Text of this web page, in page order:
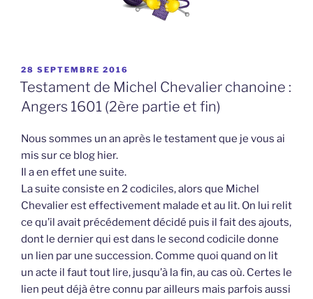
PUBLIÉ
LE
28 SEPTEMBRE 2016
Testament de Michel Chevalier chanoine :
Angers 1601 (2ère partie et fin)
Nous sommes un an après le testament que je vous ai
mis sur ce blog hier.
Il a en effet une suite.
La suite consiste en 2 codiciles, alors que Michel
Chevalier est effectivement malade et au lit. On lui relit
ce qu’il avait précédement décidé puis il fait des ajouts,
dont le dernier qui est dans le second codicile donne
un lien par une succession. Comme quoi quand on lit
un acte il faut tout lire, jusqu’à la fin, au cas où. Certes le
lien peut déjà être connu par ailleurs mais parfois aussi